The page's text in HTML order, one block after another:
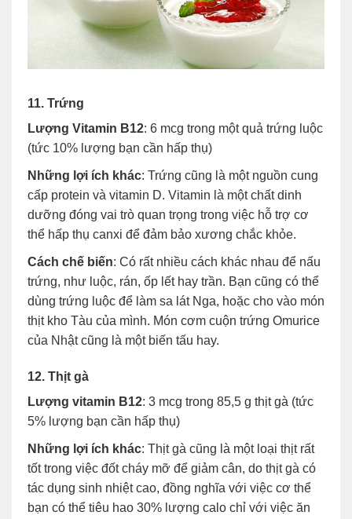
11. Trứng
Lượng Vitamin B12: 6 mcg trong một quả trứng luộc
(tức 10% lượng bạn cần hấp thụ)
Những lợi ích khác: Trứng cũng là một nguồn cung
cấp protein và vitamin D. Vitamin là một chất dinh
dưỡng đóng vai trò quan trọng trong việc hỗ trợ cơ
thể hấp thụ canxi để đảm bảo xương chắc khỏe.
Cách chế biến: Có rất nhiều cách khác nhau để nấu
trứng, như luộc, rán, ốp lết hay trần. Bạn cũng có thể
dùng trứng luộc để làm sa lát Nga, hoặc cho vào món
thịt kho Tàu của mình. Món cơm cuộn trứng Omurice
của Nhật cũng là một biến tấu hay.
12. Thịt gà
Lượng vitamin B12: 3 mcg trong 85,5 g thịt gà (tức
5% lượng bạn cần hấp thụ)
Những lợi ích khác: Thịt gà cũng là một loại thịt rất
tốt trong việc đốt cháy mỡ để giảm cân, do thịt gà có
tác dụng sinh nhiệt cao, đồng nghĩa với việc cơ thể
bạn có thể tiêu hao 30% lượng calo chỉ với việc ăn